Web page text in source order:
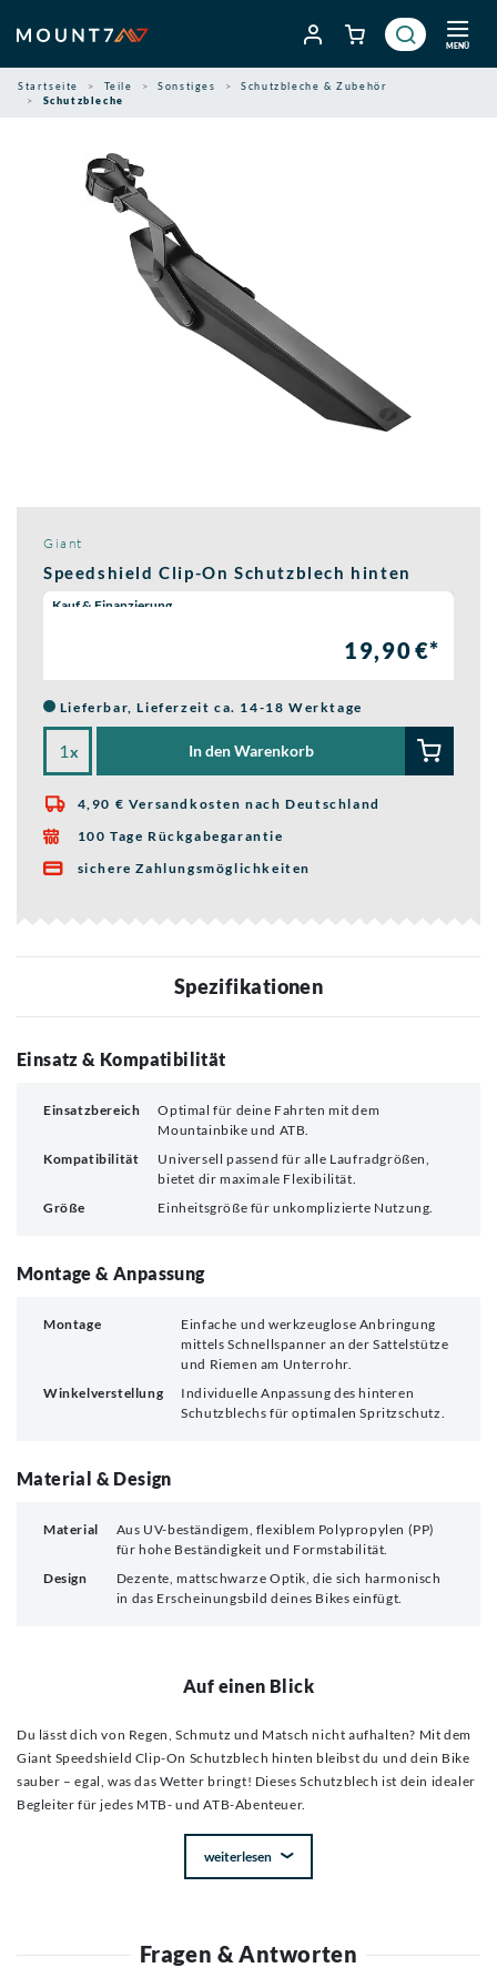
Inhalt
springen
MENÜ
Startseite Teile Sonstiges
Schutzbleche & Zubehör
Schutzbleche
Giant
Speedshield Clip-On Schutzblech hinten
Wähle eine Preisoption:
Kauf & Finanzierung
19,90 €*
Lieferbar, Lieferzeit ca. 14-18 Werktage
x In den Warenkorb
 4,90 € Versandkosten nach Deutschland
 100 Tage Rückgabegarantie
 sichere Zahlungsmöglichkeiten
Spezifikationen
Einsatz & Kompatibilität
Einsatzbereich
Optimal für deine Fahrten mit dem
Mountainbike und ATB.
Kompatibilität
Universell passend für alle Laufradgrößen,
bietet dir maximale Flexibilität.
Größe
Einheitsgröße für unkomplizierte Nutzung.
Montage & Anpassung
Montage
Einfache und werkzeuglose Anbringung
mittels Schnellspanner an der Sattelstütze
und Riemen am Unterrohr.
Winkelverstellung
Individuelle Anpassung des hinteren
Schutzblechs für optimalen Spritzschutz.
Material & Design
Material
Aus UV-beständigem, flexiblem Polypropylen (PP)
für hohe Beständigkeit und Formstabilität.
Design
Dezente, mattschwarze Optik, die sich harmonisch
in das Erscheinungsbild deines Bikes einfügt.
Auf einen Blick
Du lässt dich von Regen, Schmutz und Matsch nicht aufhalten? Mit dem
Giant Speedshield Clip-On Schutzblech hinten bleibst du und dein Bike
sauber – egal, was das Wetter bringt! Dieses Schutzblech ist dein idealer
Begleiter für jedes MTB- und ATB-Abenteuer.
weiterlesen
Fragen & Antworten